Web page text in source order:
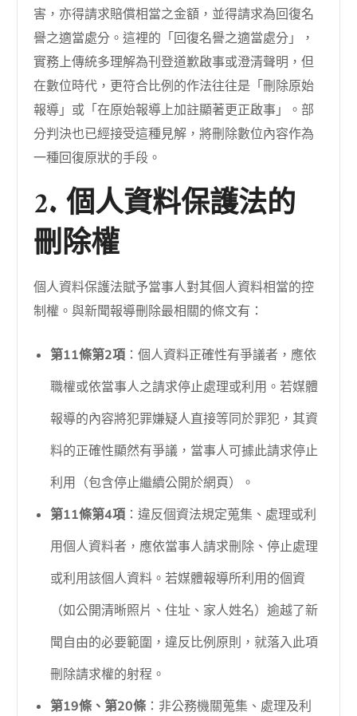
害，亦得請求賠償相當之金額，並得請求為回復名
譽之適當處分。這裡的「回復名譽之適當處分」，
實務上傳統多理解為刊登道歉啟事或澄清聲明，但
在數位時代，更符合比例的作法往往是「刪除原始
報導」或「在原始報導上加註顯著更正啟事」。部
分判決也已經接受這種見解，將刪除數位內容作為
一種回復原狀的手段。
2. 個人資料保護法的
刪除權
個人資料保護法賦予當事人對其個人資料相當的控
制權。與新聞報導刪除最相關的條文有：
第11條第2項 ：個人資料正確性有爭議者，應依
職權或依當事人之請求停止處理或利用。若媒體
報導的內容將犯罪嫌疑人直接等同於罪犯，其資
料的正確性顯然有爭議，當事人可據此請求停止
利用（包含停止繼續公開於網頁）。
第11條第4項 ：違反個資法規定蒐集、處理或利
用個人資料者，應依當事人請求刪除、停止處理
或利用該個人資料。若媒體報導所利用的個資
（如公開清晰照片、住址、家人姓名）逾越了新
聞自由的必要範圍，違反比例原則，就落入此項
刪除請求權的射程。
第19條、第20條 ：非公務機關蒐集、處理及利